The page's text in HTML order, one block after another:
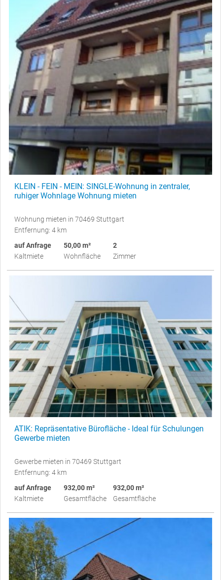
KLEIN - FEIN - MEIN: SINGLE-Wohnung in zentraler,
ruhiger Wohnlage Wohnung mieten
Wohnung mieten in 70469 Stuttgart
Entfernung: 4 km
auf Anfrage
Kaltmiete
50,00 m²
Wohnfläche
2
Zimmer
ATIK: Repräsentative Bürofläche - Ideal für Schulungen
Gewerbe mieten
Gewerbe mieten in 70469 Stuttgart
Entfernung: 4 km
auf Anfrage
Kaltmiete
932,00 m²
Gesamtfläche
932,00 m²
Gesamtfläche